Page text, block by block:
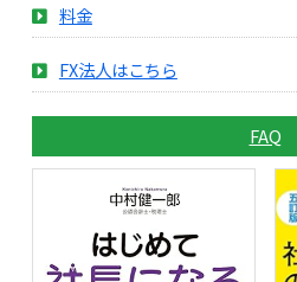
料金
FX法人はこちら
FAQ